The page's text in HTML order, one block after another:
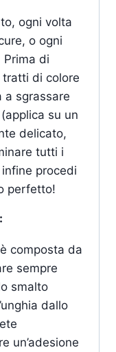
ogni volta
o ogni
di
tratti di colore
a sgrassare
su un
delicato,
tutti i
procedi
perfetto!
composta da
sempre
smalto
dallo
un’adesione